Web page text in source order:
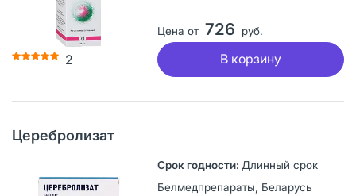
2
Цена от 726 руб.
В корзину
Церебролизат
Длинный срок
Белмедпрепараты, Беларусь